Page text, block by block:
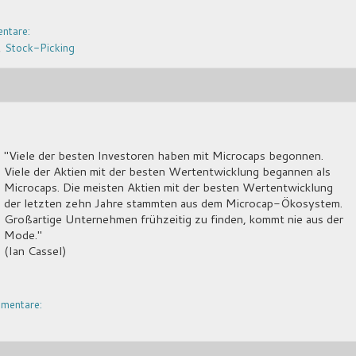
Stock-Picking
"Viele der besten Investoren haben mit Microcaps begonnen.
Viele der Aktien mit der besten Wertentwicklung begannen als
Microcaps. Die meisten Aktien mit der besten Wertentwicklung
der letzten zehn Jahre stammten aus dem Microcap-Ökosystem.
Großartige Unternehmen frühzeitig zu finden, kommt nie aus der
Mode."
(Ian Cassel)